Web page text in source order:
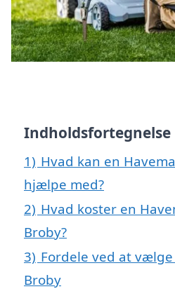
Indholdsfortegnelse
1) Hvad kan en
hjælpe med?
2) Hvad koster en
Broby?
3) Fordele ved at
Broby